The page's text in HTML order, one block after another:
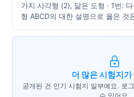
가지 사각형 (2), 닮은 도형 · 1번:
형 ABCD의 대한 설명으로 옳은 것
더 많은 시험지가
공개된 건 인기 시험지 일부예요. 로